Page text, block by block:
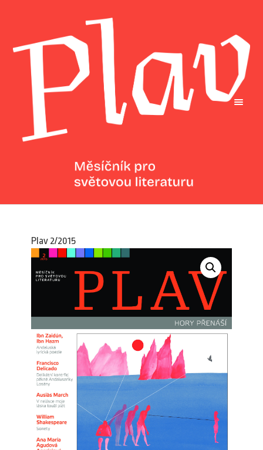
Plav 2/2015